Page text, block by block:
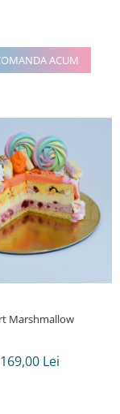
ACUM
Marshmallow
169,00 Lei